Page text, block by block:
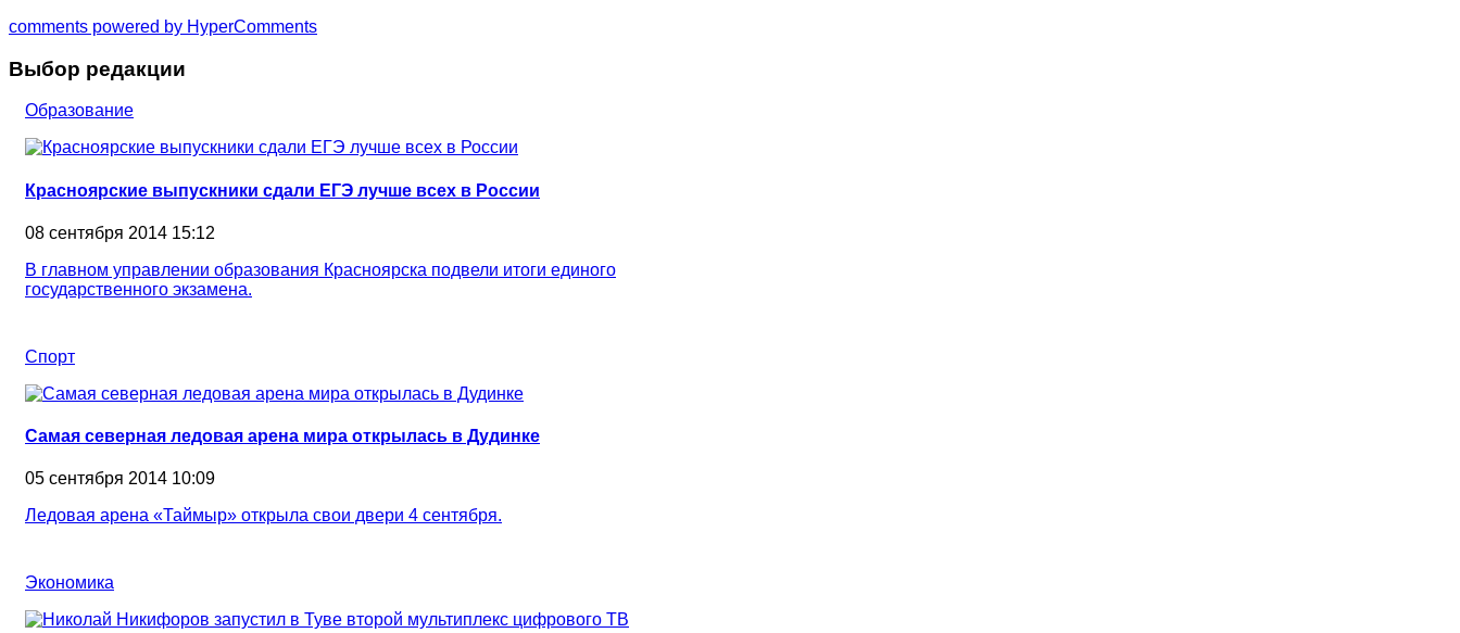
comments powered by HyperComments
Выбор редакции
Образование
Красноярские выпускники сдали ЕГЭ лучше всех в России
08 сентября 2014 15:12
В главном управлении образования Красноярска подвели итоги единого
государственного экзамена.
Спорт
Самая северная ледовая арена мира открылась в Дудинке
05 сентября 2014 10:09
Ледовая арена «Таймыр» открыла свои двери 4 сентября.
Экономика